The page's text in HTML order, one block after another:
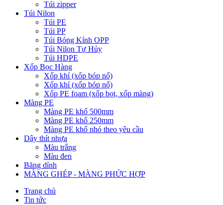
Túi zipper
Túi Nilon
Túi PE
Túi PP
Túi Bóng Kính OPP
Túi Nilon Tự Hủy
Túi HDPE
Xốp Bọc Hàng
Xốp khí (xốp bóp nổ)
Xốp khí (xốp bóp nổ)
Xốp PE foam (xốp bọt, xốp màng)
Màng PE
Màng PE khổ 500mm
Màng PE khổ 250mm
Màng PE khổ nhỏ theo yêu cầu
Dây thít nhựa
Màu trắng
Màu đen
Băng dính
MÀNG GHÉP - MÀNG PHỨC HỢP
Trang chủ
Tin tức